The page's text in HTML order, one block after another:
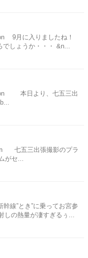
9月に入りましたね！
しょうか・・・ &n...
本日より、七五三出
七五三出張撮影のプラ
がセ...
線”とき”に乗ってお宮参
の熱量が凄すぎるぅ...